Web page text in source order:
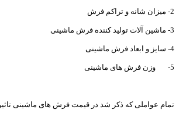
2- میزان شانه و تراکم فرش
3- ماشین آلات تولید کننده فرش ماشینی
4- سایز و ابعاد فرش ماشینی
5- وزن فرش های ماشینی
تمام عواملی که ذکر شد در قیمت فرش های ماشینی